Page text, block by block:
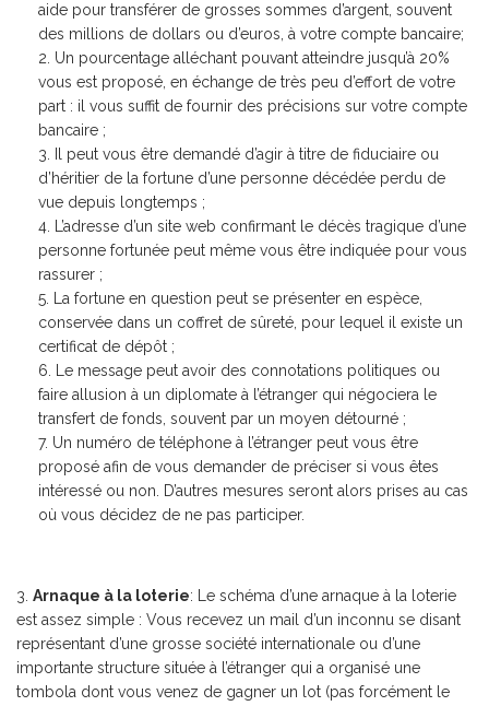
aide pour transférer de grosses sommes d’argent, souvent
des millions de dollars ou d’euros, à votre compte bancaire;
Un pourcentage alléchant pouvant atteindre jusqu’à 20%
vous est proposé, en échange de très peu d’effort de votre
part : il vous suffit de fournir des précisions sur votre compte
bancaire ;
Il peut vous être demandé d’agir à titre de fiduciaire ou
d’héritier de la fortune d’une personne décédée perdu de
vue depuis longtemps ;
L’adresse d’un site web confirmant le décès tragique d’une
personne fortunée peut même vous être indiquée pour vous
rassurer ;
La fortune en question peut se présenter en espèce,
conservée dans un coffret de sûreté, pour lequel il existe un
certificat de dépôt ;
Le message peut avoir des connotations politiques ou
faire allusion à un diplomate à l’étranger qui négociera le
transfert de fonds, souvent par un moyen détourné ;
Un numéro de téléphone à l’étranger peut vous être
proposé afin de vous demander de préciser si vous êtes
intéressé ou non. D’autres mesures seront alors prises au cas
où vous décidez de ne pas participer.
Arnaque à la loterie: Le schéma d’une arnaque à la loterie
est assez simple : Vous recevez un mail d’un inconnu se disant
représentant d’une grosse société internationale ou d’une
importante structure située à l’étranger qui a organisé une
tombola dont vous venez de gagner un lot (pas forcément le